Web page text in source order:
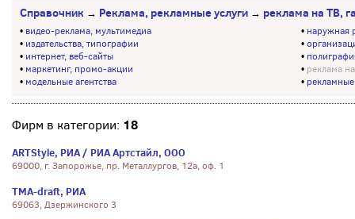
Справочник → Реклама, рекламные услуги → реклама на ТВ,
• видео-реклама, мультимедиа
• издательства, типографии
• интернет, веб-сайты
• маркетинг, промо-акции
• модельные агентства
• наружная
•
•
• реклама
•
Фирм в категории: 18
ARTStyle, РИА / РИА Артстайл, ООО
69000, г. Запорожье, пр. Металлургов, 12а, оф. 1
TMA-draft, РИА
69063, Дзержинского 3